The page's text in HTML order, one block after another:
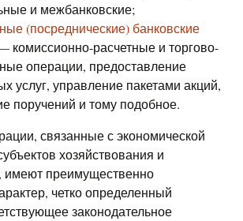
и межбанковские;
(посреднические) банковские
комиссионно-расчетные и торгово-
операции, предоставление
услуг, управление пакетами акций,
поручений и тому подобное.
связанные с экономической
хозяйствования и
имеют преимущественно
четко определенный
законодательное